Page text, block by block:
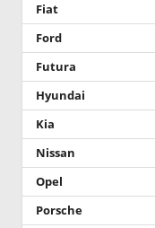
Fiat
Ford
Futura
Hyundai
Kia
Nissan
Opel
Porsche